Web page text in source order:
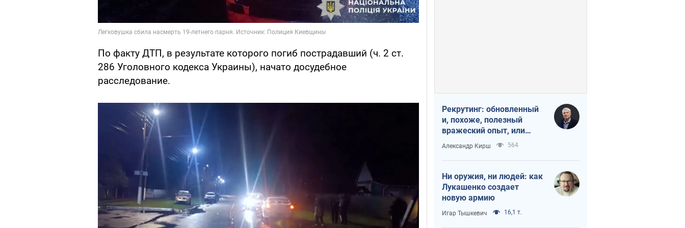
По факту ДТП, в результате которого погиб пострадавший (ч. 2 ст.
286 Уголовного кодекса Украины), начато досудебное
расследование.
Рекрутинг: обновленный
и, похоже, полезный
вражеский опыт, или
Диалектика
требовательной трусости
Александр Кирш 564
Ни оружия, ни людей: как
Лукашенко создает
новую армию
Игар Тышкевич 16,1 т.